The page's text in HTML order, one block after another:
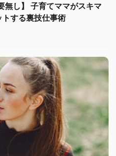
無し】 子育てママがスキマ
する裏技仕事術